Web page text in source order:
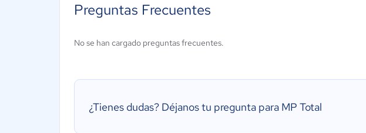
Preguntas Frecuentes
No se han cargado preguntas frecuentes.
¿Tienes dudas? Déjanos tu pregunta para MP Total